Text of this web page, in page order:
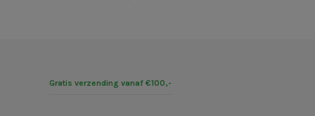
Gratis verzending vanaf €100,-